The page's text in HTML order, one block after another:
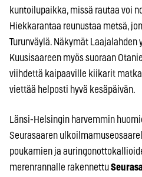
kuntoilupaikka, missä rautaa voi
Hiekkarantaa reunustaa metsä,
Turunväylä. Näkymät
Kuusisaareen myös suoraan
viihdettä kaipaaville kiikarit
viettää helposti hyvä kesäpäivän.
Länsi-Helsingin harvemmin
Seurasaaren
poukamien ja
merenrannalle rakennettu